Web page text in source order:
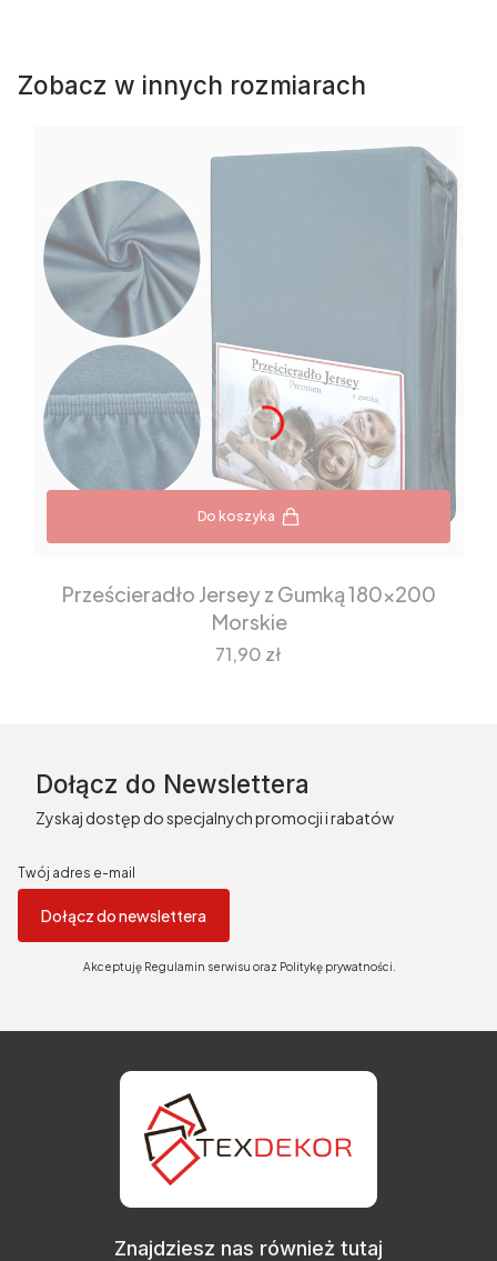
Zobacz w innych rozmiarach
Do koszyka
Prześcieradło Jersey z Gumką 180x200
Morskie
Cena
71,90 zł
Dołącz do Newslettera
Zyskaj dostęp do specjalnych promocji i rabatów
Twój adres e-mail
Dołącz do newslettera
Akceptuję Regulamin serwisu oraz Politykę prywatności.
Znajdziesz nas również tutaj